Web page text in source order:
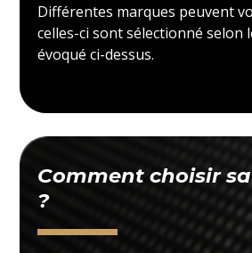
Différentes marques peuvent
celles-ci sont sélectionné selon
évoqué ci-dessus.
Comment choisir
?